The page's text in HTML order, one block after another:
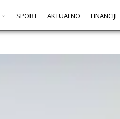
SPORT AKTUALNO FINANCIJE